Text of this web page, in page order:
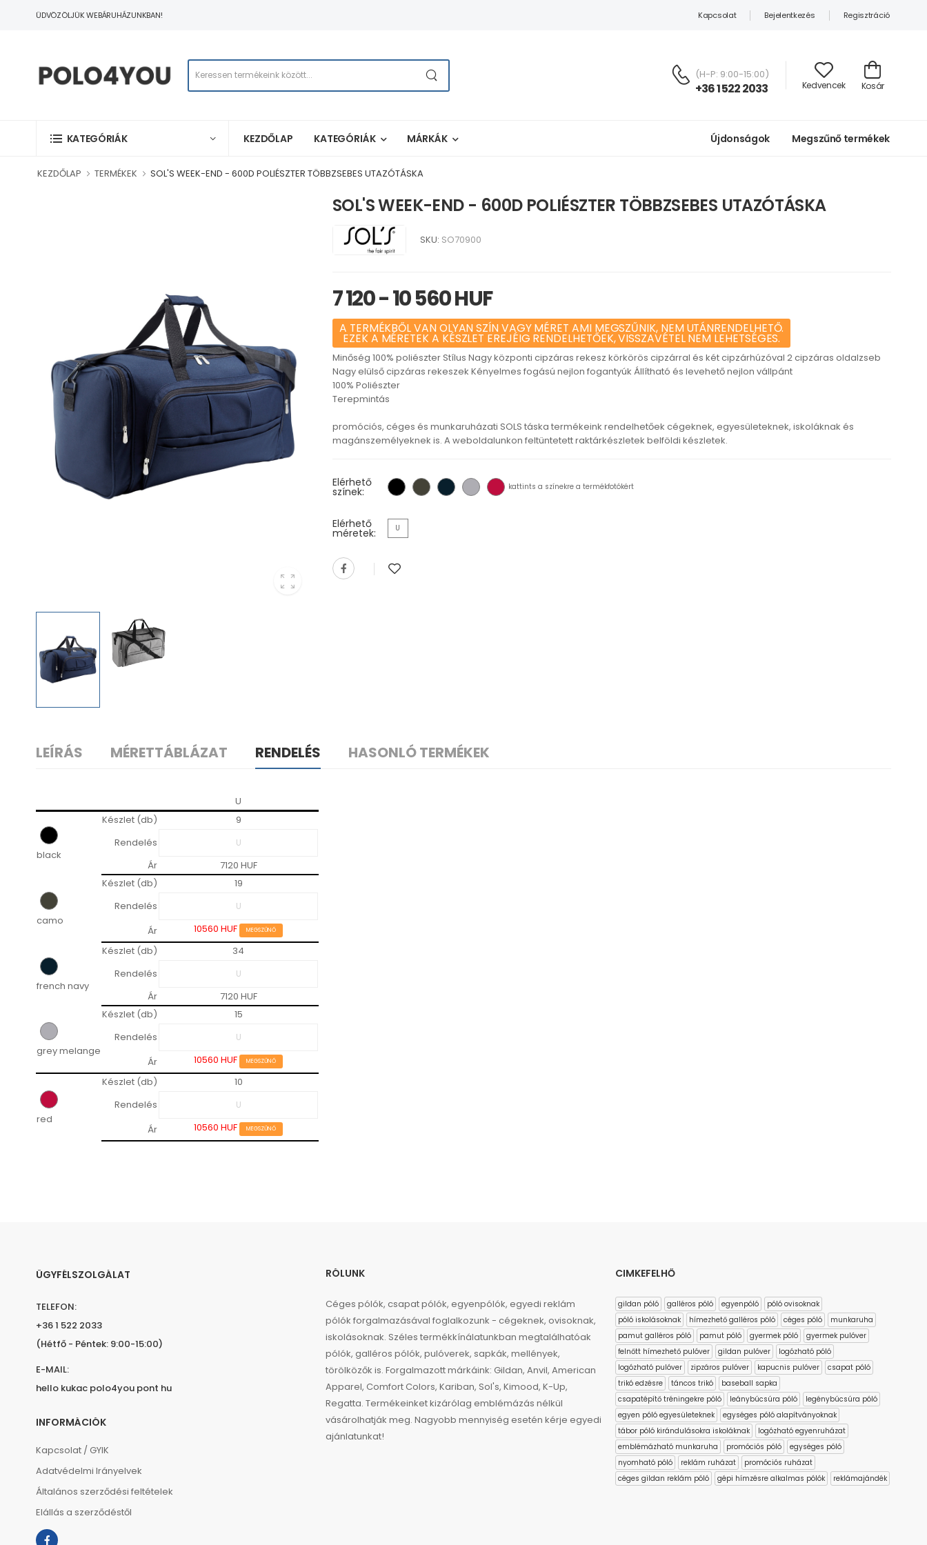
ÜDVÖZÖLJÜK WEBÁRUHÁZUNKBAN! Kapcsolat Bejelentkezés Regisztráció
(H-P: 9:00-15:00)
+36 1 522 2033 Kedvencek Kosár
KATEGÓRIÁK KEZDŐLAP KATEGÓRIÁK MÁRKÁK Újdonságok Megszűnő termékek
KEZDŐLAP TERMÉKEK SOL'S WEEK-END - 600D POLIÉSZTER TÖBBZSEBES UTAZÓTÁSKA
SOL'S WEEK-END - 600D POLIÉSZTER TÖBBZSEBES UTAZÓTÁSKA
SKU: SO70900
7 120 - 10 560 HUF
A TERMÉKBŐL VAN OLYAN SZÍN VAGY MÉRET AMI MEGSZŰNIK, NEM UTÁNRENDELHETŐ.
EZEK A MÉRETEK A KÉSZLET EREJÉIG RENDELHETŐEK, VISSZAVÉTEL NEM LEHETSÉGES.
Minőség 100% poliészter Stílus Nagy központi cipzáras rekesz körkörös cipzárral és két cipzárhúzóval 2 cipzáras oldalzseb
Nagy elülső cipzáras rekeszek Kényelmes fogású nejlon fogantyúk Állítható és levehető nejlon vállpánt
100% Poliészter
Terepmintás
promóciós, céges és munkaruházati SOLS táska termékeink rendelhetőek cégeknek, egyesületeknek, iskoláknak és
magánszemélyeknek is. A weboldalunkon feltüntetett raktárkészletek belföldi készletek.
Elérhető
színek: kattints a színekre a termékfotókért
Elérhető
méretek: U
LEÍRÁS MÉRETTÁBLÁZAT RENDELÉS HASONLÓ TERMÉKEK
U
black
Készlet (db)
9
Rendelés
Ár
7120 HUF
camo
Készlet (db)
19
Rendelés
Ár
10560 HUF MEGSZŰNŐ
french navy
Készlet (db)
34
Rendelés
Ár
7120 HUF
grey melange
Készlet (db)
15
Rendelés
Ár
10560 HUF MEGSZŰNŐ
red
Készlet (db)
10
Rendelés
Ár
10560 HUF MEGSZŰNŐ
ÜGYFÉLSZOLGÁLAT
TELEFON:
+36 1 522 2033
(Hétfő - Péntek: 9:00-15:00)
E-MAIL:
hello kukac polo4you pont hu
INFORMÁCIÓK
Kapcsolat / GYIK
Adatvédelmi Irányelvek
Általános szerződési feltételek
Elállás a szerződéstől
RÓLUNK
Céges pólók, csapat pólók, egyenpólók, egyedi reklám
pólók forgalmazásával foglalkozunk - cégeknek, ovisoknak,
iskolásoknak. Széles termékkínálatunkban megtalálhatóak
pólók, galléros pólók, pulóverek, sapkák, mellények,
törölközők is. Forgalmazott márkáink: Gildan, Anvil, American
Apparel, Comfort Colors, Kariban, Sol's, Kimood, K-Up,
Regatta. Termékeinket kizárólag emblémázás nélkül
vásárolhatják meg. Nagyobb mennyiség esetén kérje egyedi
ajánlatunkat!
CIMKEFELHŐ
gildan póló galléros póló egyenpóló
póló ovisoknak
póló iskolásoknak
hímezhető galléros póló céges póló
munkaruha
pamut galléros póló
pamut póló gyermek póló
gyermek pulóver
felnőtt hímezhető pulóver
gildan pulóver
logózható póló
logózható pulóver
zipzáros pulóver kapucnis pulóver
csapat póló
trikó edzésre
táncos trikó
baseball sapka
csapatépítő tréningekre póló
leánybúcsúra póló
legénybúcsúra póló
egyen póló egyesületeknek
egységes póló alapítványoknak
tábor póló kirándulásokra iskoláknak
logózható egyenruházat
emblémázható munkaruha
promóciós póló
egységes póló
nyomható póló
reklám ruházat
promóciós ruházat
céges gildan reklám póló
gépi hímzésre alkalmas pólók reklámajándék